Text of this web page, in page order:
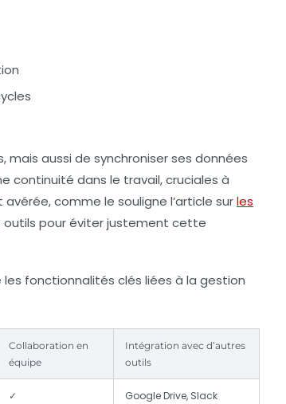
aussi de synchroniser ses données
continuité dans le travail, cruciales à
comme le souligne l’article surles
outils pour éviter justement cette
fonctionnalités clés liées à la gestion
Collaboration en
équipe
Intégration avec d’autres
outils
✓ Google Drive, Slack